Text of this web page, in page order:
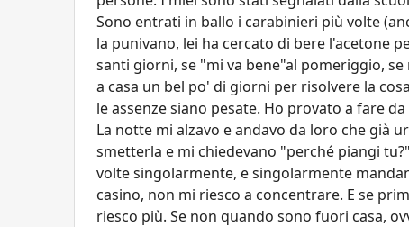
Sono entrati in ballo i carabinieri più volte
la punivano, lei ha cercato di bere l'acetone
santi giorni, se "mi va bene"al pomeriggio,
a casa un bel po' di giorni per risolvere la
le assenze siano pesate. Ho provato a fare
La notte mi alzavo e andavo da loro che già
smetterla e mi chiedevano "perché piangi
volte singolarmente, e singolarmente
casino, non mi riesco a concentrare. E se
riesco più. Se non quando sono fuori casa,